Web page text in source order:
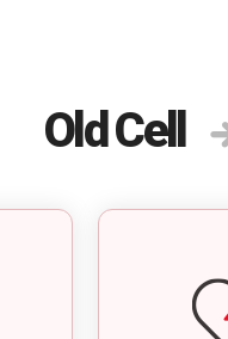
Old Cell